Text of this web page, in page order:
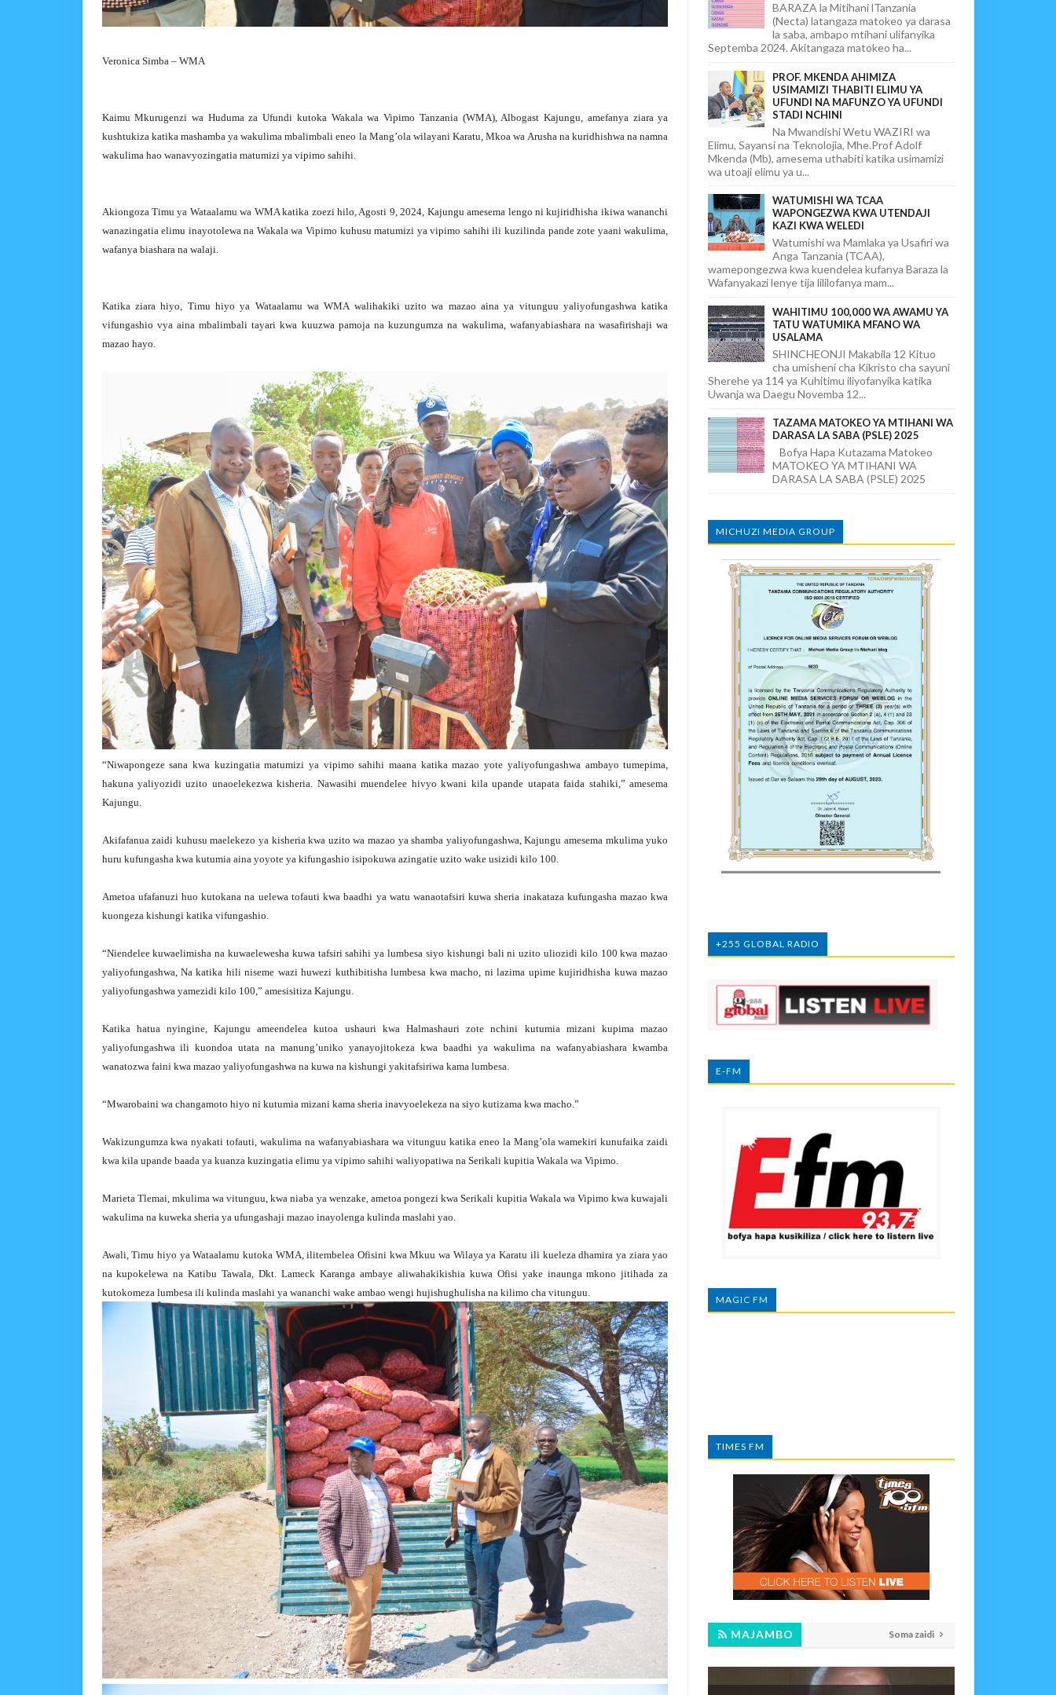
Veronica Simba – WMA
Kaimu Mkurugenzi wa Huduma za Ufundi kutoka Wakala wa Vipimo Tanzania (WMA), Albogast Kajungu, amefanya ziara ya
kushtukiza katika mashamba ya wakulima mbalimbali eneo la Mang’ola wilayani Karatu, Mkoa wa Arusha na kuridhishwa na namna
wakulima hao wanavyozingatia matumizi ya vipimo sahihi.
Akiongoza Timu ya Wataalamu wa WMA katika zoezi hilo, Agosti 9, 2024, Kajungu amesema lengo ni kujiridhisha ikiwa wananchi
wanazingatia elimu inayotolewa na Wakala wa Vipimo kuhusu matumizi ya vipimo sahihi ili kuzilinda pande zote yaani wakulima,
wafanya biashara na walaji.
Katika ziara hiyo, Timu hiyo ya Wataalamu wa WMA walihakiki uzito wa mazao aina ya vitunguu yaliyofungashwa katika
vifungashio vya aina mbalimbali tayari kwa kuuzwa pamoja na kuzungumza na wakulima, wafanyabiashara na wasafirishaji wa
mazao hayo.
“Niwapongeze sana kwa kuzingatia matumizi ya vipimo sahihi maana katika mazao yote yaliyofungashwa ambayo tumepima,
hakuna yaliyozidi uzito unaoelekezwa kisheria. Nawasihi muendelee hivyo kwani kila upande utapata faida stahiki,” amesema
Kajungu.
Akifafanua zaidi kuhusu maelekezo ya kisheria kwa uzito wa mazao ya shamba yaliyofungashwa, Kajungu amesema mkulima yuko
huru kufungasha kwa kutumia aina yoyote ya kifungashio isipokuwa azingatie uzito wake usizidi kilo 100.
Ametoa ufafanuzi huo kutokana na uelewa tofauti kwa baadhi ya watu wanaotafsiri kuwa sheria inakataza kufungasha mazao kwa
kuongeza kishungi katika vifungashio.
“Niendelee kuwaelimisha na kuwaelewesha kuwa tafsiri sahihi ya lumbesa siyo kishungi bali ni uzito uliozidi kilo 100 kwa mazao
yaliyofungashwa, Na katika hili niseme wazi huwezi kuthibitisha lumbesa kwa macho, ni lazima upime kujiridhisha kuwa mazao
yaliyofungashwa yamezidi kilo 100,” amesisitiza Kajungu.
Katika hatua nyingine, Kajungu ameendelea kutoa ushauri kwa Halmashauri zote nchini kutumia mizani kupima mazao
yaliyofungashwa ili kuondoa utata na manung’uniko yanayojitokeza kwa baadhi ya wakulima na wafanyabiashara kwamba
wanatozwa faini kwa mazao yaliyofungashwa na kuwa na kishungi yakitafsiriwa kama lumbesa.
“Mwarobaini wa changamoto hiyo ni kutumia mizani kama sheria inavyoelekeza na siyo kutizama kwa macho.”
Wakizungumza kwa nyakati tofauti, wakulima na wafanyabiashara wa vitunguu katika eneo la Mang’ola wamekiri kunufaika zaidi
kwa kila upande baada ya kuanza kuzingatia elimu ya vipimo sahihi waliyopatiwa na Serikali kupitia Wakala wa Vipimo.
Marieta Tlemai, mkulima wa vitunguu, kwa niaba ya wenzake, ametoa pongezi kwa Serikali kupitia Wakala wa Vipimo kwa kuwajali
wakulima na kuweka sheria ya ufungashaji mazao inayolenga kulinda maslahi yao.
Awali, Timu hiyo ya Wataalamu kutoka WMA, ilitembelea Ofisini kwa Mkuu wa Wilaya ya Karatu ili kueleza dhamira ya ziara yao
na kupokelewa na Katibu Tawala, Dkt. Lameck Karanga ambaye aliwahakikishia kuwa Ofisi yake inaunga mkono jitihada za
kutokomeza lumbesa ili kulinda maslahi ya wananchi wake ambao wengi hujishughulisha na kilimo cha vitunguu.
BARAZA la Mitihani lTanzania
(Necta) latangaza matokeo ya darasa
la saba, ambapo mtihani ulifanyika
Septemba 2024. Akitangaza matokeo ha...
PROF. MKENDA AHIMIZA
USIMAMIZI THABITI ELIMU YA
UFUNDI NA MAFUNZO YA UFUNDI
STADI NCHINI
Na Mwandishi Wetu WAZIRI wa
Elimu, Sayansi na Teknolojia, Mhe.Prof Adolf
Mkenda (Mb), amesema uthabiti katika usimamizi
wa utoaji elimu ya u...
WATUMISHI WA TCAA
WAPONGEZWA KWA UTENDAJI
KAZI KWA WELEDI
Watumishi wa Mamlaka ya Usafiri wa
Anga Tanzania (TCAA),
wamepongezwa kwa kuendelea kufanya Baraza la
Wafanyakazi lenye tija lililofanya mam...
WAHITIMU 100,000 WA AWAMU YA
TATU WATUMIKA MFANO WA
USALAMA
SHINCHEONJI Makabila 12 Kituo
cha umisheni cha Kikristo cha sayuni
Sherehe ya 114 ya Kuhitimu iliyofanyika katika
Uwanja wa Daegu Novemba 12...
TAZAMA MATOKEO YA MTIHANI WA
DARASA LA SABA (PSLE) 2025
Bofya Hapa Kutazama Matokeo
MATOKEO YA MTIHANI WA
DARASA LA SABA (PSLE) 2025
MICHUZI MEDIA GROUP
+255 GLOBAL RADIO
E-FM
MAGIC FM
TIMES FM
MAJAMBO Soma zaidi